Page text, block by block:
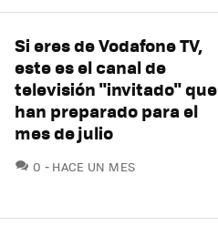
Si eres de Vodafone TV,
este es el canal de
televisión "invitado" que
han preparado para el
mes de julio
0 COMENTARIOS
HACE UN MES